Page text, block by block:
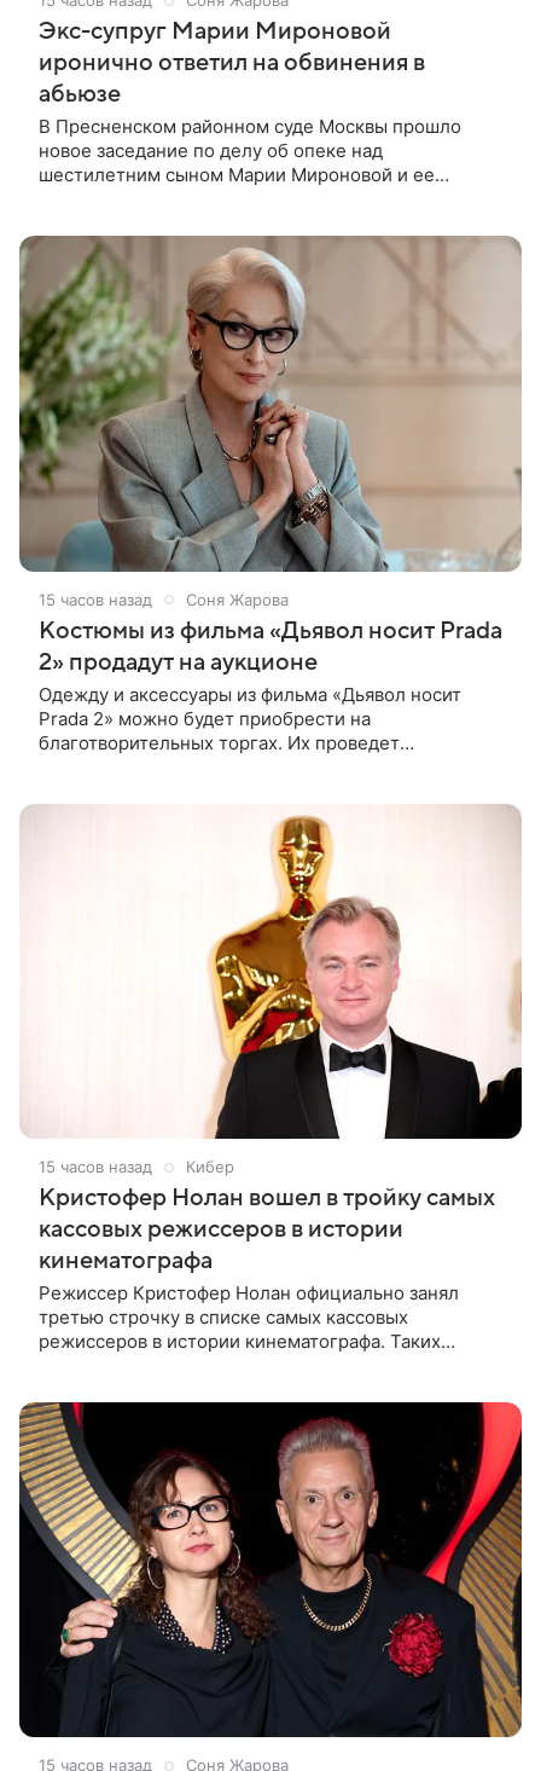
Экс-супруг Марии Мироновой
иронично ответил на обвинения в
абьюзе
В Пресненском районном суде Москвы прошло
новое заседание по делу об опеке над
шестилетним сыном Марии Мироновой и ее
15 часов назад Соня Жарова
Костюмы из фильма «Дьявол носит Prada
2» продадут на аукционе
Одежду и аксессуары из фильма «Дьявол носит
Prada 2» можно будет приобрести на
благотворительных торгах. Их проведет
15 часов назад Кибер
Кристофер Нолан вошел в тройку самых
кассовых режиссеров в истории
кинематографа
Режиссер Кристофер Нолан официально занял
третью строчку в списке самых кассовых
режиссеров в истории кинематографа. Таких
15 часов назад Соня Жарова